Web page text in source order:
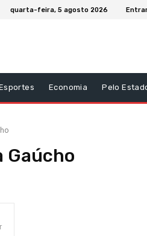
quarta-feira, 5 agosto 2026
Economia Pelo
Gaúcho